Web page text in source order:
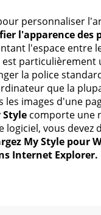
personnaliser
l'apparence des
l'espace entre
la police
que la
images d'une
Style comporte une
vous
My Style pour
Internet Explorer.